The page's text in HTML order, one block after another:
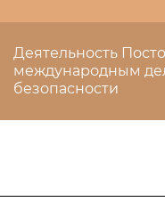
Деятельность
международным
безопасности